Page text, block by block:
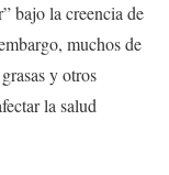
bajo la creencia de
muchos de
y otros
la salud